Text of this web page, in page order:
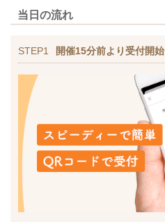
当日の流れ
STEP1 開催15分前より受付開始